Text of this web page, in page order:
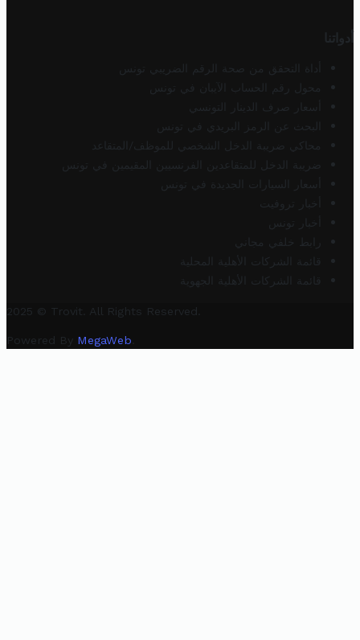
أدواتنا
أداة التحقق من صحة الرقم الضريبي تونس
محول رقم الحساب الآيبان في تونس
أسعار صرف الدينار التونسي
البحث عن الرمز البريدي في تونس
محاكي ضريبة الدخل الشخصي للموظف/المتقاعد
ضريبة الدخل للمتقاعدين الفرنسيين المقيمين في تونس
أسعار السيارات الجديدة في تونس
أخبار تروفيت
أخبار تونس
رابط خلفي مجاني
قائمة الشركات الأهلية المحلية
قائمة الشركات الأهلية الجهوية
2025 © Trovit. All Rights Reserved.
Powered By MegaWeb